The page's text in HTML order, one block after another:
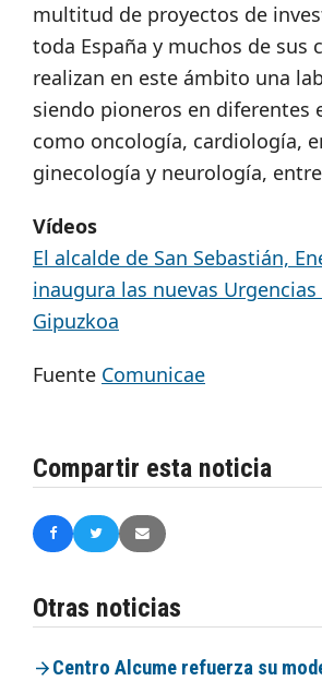
multitud de proyectos de
toda España y muchos de sus
realizan en este ámbito una
siendo pioneros en diferentes
como oncología, cardiología,
ginecología y neurología,
Vídeos
El alcalde de San Sebastián,
inaugura las nuevas
Gipuzkoa
Fuente Comunicae
Compartir esta noticia
Otras noticias
Centro Alcume refuerza su